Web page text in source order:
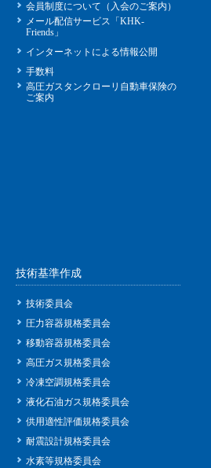
会員制度について（入会のご案内）
メール配信サービス「KHK-
Friends」
インターネットによる情報公開
手数料
高圧ガスタンクローリ自動車保険の
ご案内
技術基準作成
技術委員会
圧力容器規格委員会
移動容器規格委員会
高圧ガス規格委員会
冷凍空調規格委員会
液化石油ガス規格委員会
供用適性評価規格委員会
耐震設計規格委員会
水素等規格委員会